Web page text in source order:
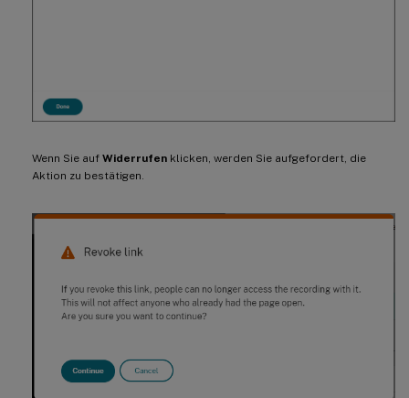
Wenn Sie auf Widerrufen klicken, werden Sie aufgefordert, die
Aktion zu bestätigen.